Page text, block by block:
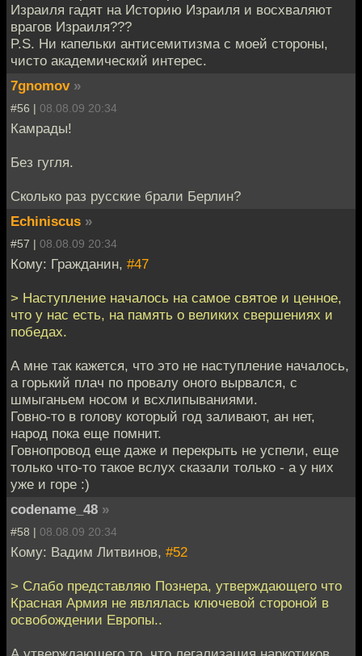
Израиля гадят на Историю Израиля и восхваляют
врагов Израиля???
P.S. Ни капельки антисемитизма с моей стороны,
чисто академический интерес.
7gnomov »
#56 | 08.08.09 20:34
Камрады!
Без гугля.
Сколько раз русские брали Берлин?
Echiniscus »
#57 | 08.08.09 20:34
Кому: Гражданин, #47
> Наступление началось на самое святое и ценное,
что у нас есть, на память о великих свершениях и
победах.
А мне так кажется, что это не наступление началось,
а горький плач по провалу оного вырвался, с
шмыганьем носом и всхлипываниями.
Говно-то в голову который год заливают, ан нет,
народ пока еще помнит.
Говнопровод еще даже и перекрыть не успели, еще
только что-то такое вслух сказали только - а у них
уже и горе :)
codename_48 »
#58 | 08.08.09 20:34
Кому: Вадим Литвинов, #52
> Слабо представляю Познера, утверждающего что
Красная Армия не являлась ключевой стороной в
освобождении Европы..